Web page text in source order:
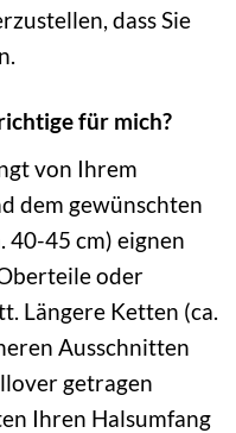
dass Sie
für mich?
von Ihrem
dem gewünschten
40-45 cm) eignen
oder
Längere Ketten (ca.
Ausschnitten
getragen
Ihren Halsumfang